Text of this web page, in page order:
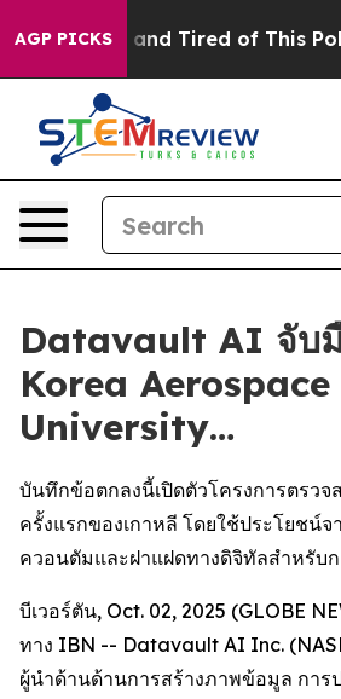
AGP PICKS
and Tired of This Politics of
Datavault AI จับ
Korea Aerospace
University…
บันทึกข้อตกลงนี้เปิดตัวโครงการตรว
ครั้งแรกของเกาหลี โดยใช้ประโยชน์จ
ควอนตัมและฝาแฝดทางดิจิทัลสำหรับ
บีเวอร์ตัน, Oct. 02, 2025 (GLOBE
ทาง IBN -- Datavault AI Inc.
ผู้นำด้านด้านการสร้างภาพข้อมูล การ